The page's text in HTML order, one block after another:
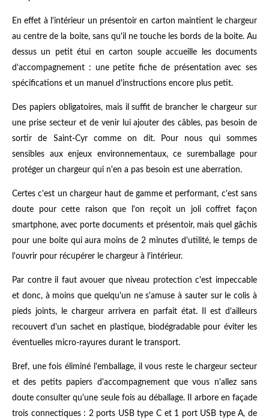
En effet à l'intérieur un présentoir en carton maintient le chargeur
au centre de la boite, sans qu'il ne touche les bords de la boite. Au
dessus un petit étui en carton souple accueille les documents
d'accompagnement : une petite fiche de présentation avec ses
spécifications et un manuel d'instructions encore plus petit.
Des papiers obligatoires, mais il suffit de brancher le chargeur sur
une prise secteur et de venir lui ajouter des câbles, pas besoin de
sortir de Saint-Cyr comme on dit. Pour nous qui sommes
sensibles aux enjeux environnementaux, ce suremballage pour
protéger un chargeur qui n'en a pas besoin est une aberration.
Certes c'est un chargeur haut de gamme et performant, c'est sans
doute pour cette raison que l'on reçoit un joli coffret façon
smartphone, avec porte documents et présentoir, mais quel gâchis
pour une boite qui aura moins de 2 minutes d'utilité, le temps de
l'ouvrir pour récupérer le chargeur à l'intérieur.
Par contre il faut avouer que niveau protection c'est impeccable
et donc, à moins que quelqu'un ne s'amuse à sauter sur le colis à
pieds joints, le chargeur arrivera en parfait état. Il est d'ailleurs
recouvert d'un sachet en plastique, biodégradable pour éviter les
éventuelles micro-rayures durant le transport.
Bref, une fois éliminé l'emballage, il vous reste le chargeur secteur
et des petits papiers d'accompagnement que vous n'allez sans
doute consulter qu'une seule fois au déballage. Il arbore en façade
trois connectiques : 2 ports USB type C et 1 port USB type A, de